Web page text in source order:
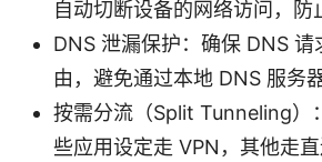
自动切断设备的网络访问，防
DNS 泄漏保护：确保 DNS 请
由，避免通过本地 DNS 服务
按需分流（Split Tunneling）
些应用设定走 VPN，其他走